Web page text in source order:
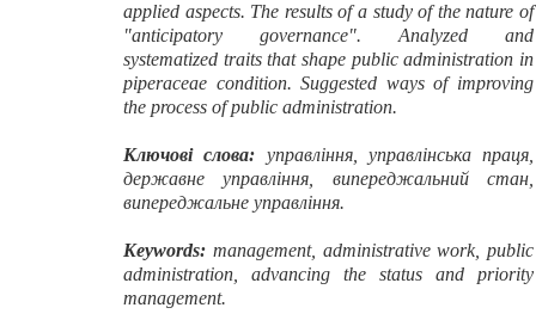
applied aspects. The results of a study of the nature of
"anticipatory governance". Analyzed and
systematized traits that shape public administration in
piperaceae condition. Suggested ways of improving
the process of public administration.
Ключові слова: управління, управлінська праця,
державне управління, випереджальний стан,
випереджальне управління.
Keywords: management, administrative work, public
administration, advancing the status and priority
management.